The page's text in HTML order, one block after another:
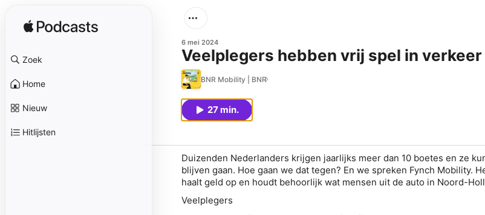
Zoek
Home
Nieuw
Hitlijsten
6 mei 2024
Veelplegers hebben vrij spel in verkeer
BNR Mobility | BNR
27 min.
Duizenden Nederlanders krijgen jaarlijks meer dan 10 boetes en ze
blijven gaan. Hoe gaan we dat tegen? En we spreken Fynch Mobility.
haalt geld op en houdt behoorlijk wat mensen uit de auto in Noord-
Veelplegers